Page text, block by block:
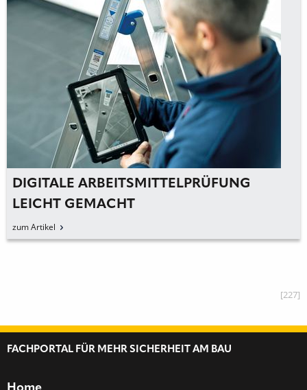
DIGITALE ARBEITSMITTELPRÜFUNG
LEICHT GEMACHT
zum Artikel
[227]
FACHPORTAL FÜR MEHR SICHERHEIT AM BAU